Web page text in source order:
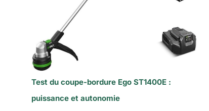
Test du coupe-bordure Ego ST1400E :
puissance et autonomie